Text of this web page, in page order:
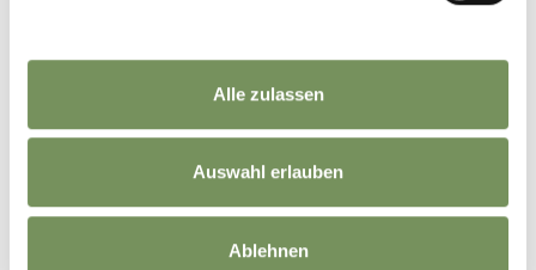
Alle zulassen
Auswahl erlauben
Ablehnen
VOLG ONS OP SOCIAL MEDIA